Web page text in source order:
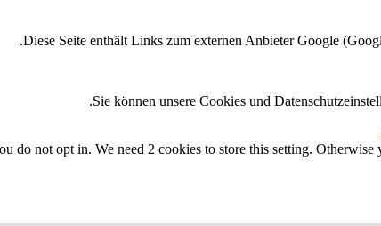
Diese Seite enthält Links zum externen Anbieter Google
.
Sie können unsere Cookies und
do not opt in. We need 2 cookies to store this setting.